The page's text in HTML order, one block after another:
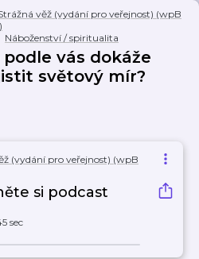
věž (vydání pro veřejnost) (wpB
Náboženství / spiritualita
podle vás dokáže
světový mír?
(vydání pro veřejnost) (wpB
si podcast
sec